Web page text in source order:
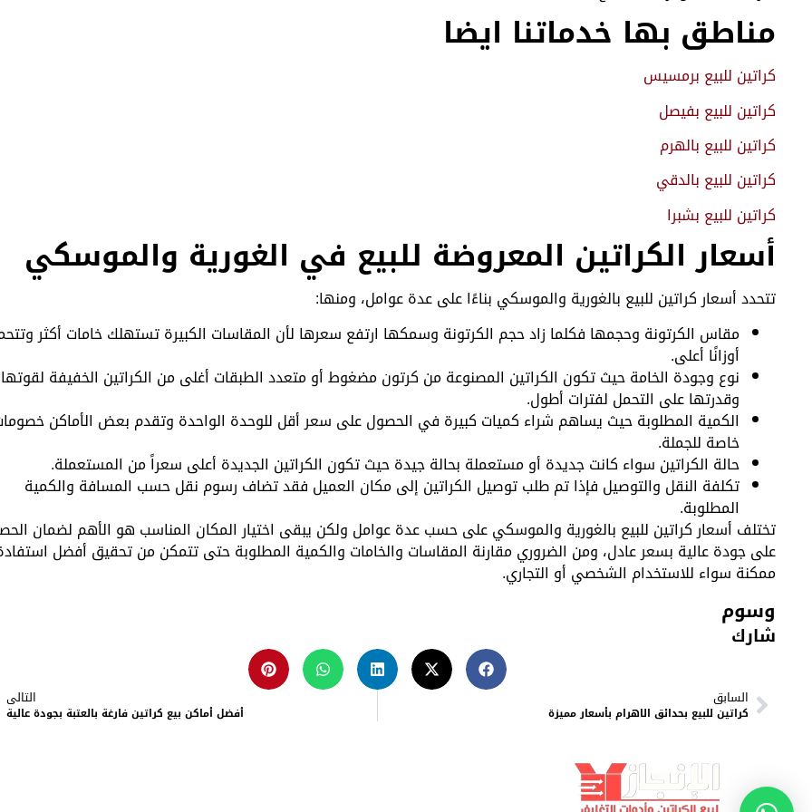
مناطق بها خدماتنا ايضا
كراتين للبيع برمسيس
كراتين للبيع بفيصل
كراتين للبيع بالهرم
كراتين للبيع بالدقي
كراتين للبيع بشبرا
أسعار الكراتين المعروضة للبيع في الغورية والموسكي
تتحدد أسعار كراتين للبيع بالغورية والموسكي بناءًا على عدة عوامل، ومنها:
مقاس الكرتونة وحجمها فكلما زاد حجم الكرتونة وسمكها ارتفع سعرها لأن المقاسات الكبيرة تستهلك خامات أكثر
أوزانًا أعلى.
نوع وجودة الخامة حيث تكون الكراتين المصنوعة من كرتون مضغوط أو متعدد الطبقات أغلى من الكراتين الخفيفة لقوتها
وقدرتها على التحمل لفترات أطول.
الكمية المطلوبة حيث يساهم شراء كميات كبيرة في الحصول على سعر أقل للوحدة الواحدة وتقدم بعض الأماكن
خاصة للجملة.
حالة الكراتين سواء كانت جديدة أو مستعملة بحالة جيدة حيث تكون الكراتين الجديدة أعلى سعراً من المستعملة.
تكلفة النقل والتوصيل فإذا تم طلب توصيل الكراتين إلى مكان العميل فقد تضاف رسوم نقل حسب المسافة والكمية
المطلوبة.
تختلف أسعار كراتين للبيع بالغورية والموسكي على حسب عدة عوامل ولكن يبقى اختيار المكان المناسب هو الأهم لضمان
على جودة عالية بسعر عادل، ومن الضروري مقارنة المقاسات والخامات والكمية المطلوبة حتى تتمكن من تحقيق أفضل
ممكنة سواء للاستخدام الشخصي أو التجاري.
وسوم
شارك
السابق
كراتين للبيع بحدائق الاهرام بأسعار مميزة
التالى
أفضل أماكن بيع كراتين فارغة بالعتبة بجودة عالية